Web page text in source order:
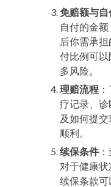
免赔额与自
自付的金
后你需承
付比例可
多风险。
理赔流程
疗记录、
及如何提
顺利。
续保条件：
对于健康
续保条款可